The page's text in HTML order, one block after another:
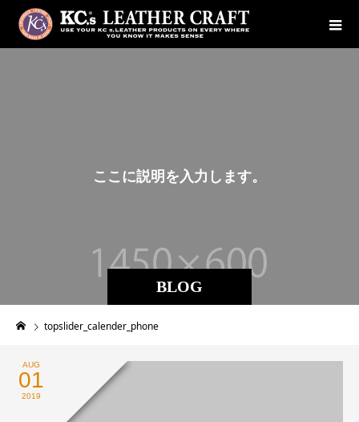
BLOG
こ こ に説明 を 入 力 し ま す。
topslider_calender_phone
AUG
01
2019